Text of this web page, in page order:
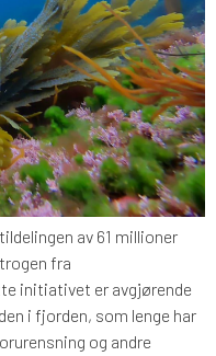
av 61 millioner
fra
initiativet er avgjørende
i fjorden, som lenge har
og andre